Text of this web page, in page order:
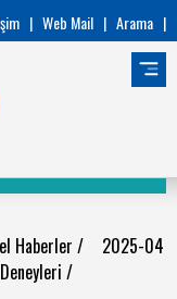
| Web Mail | Arama |
Haberler/ 2025-04
/